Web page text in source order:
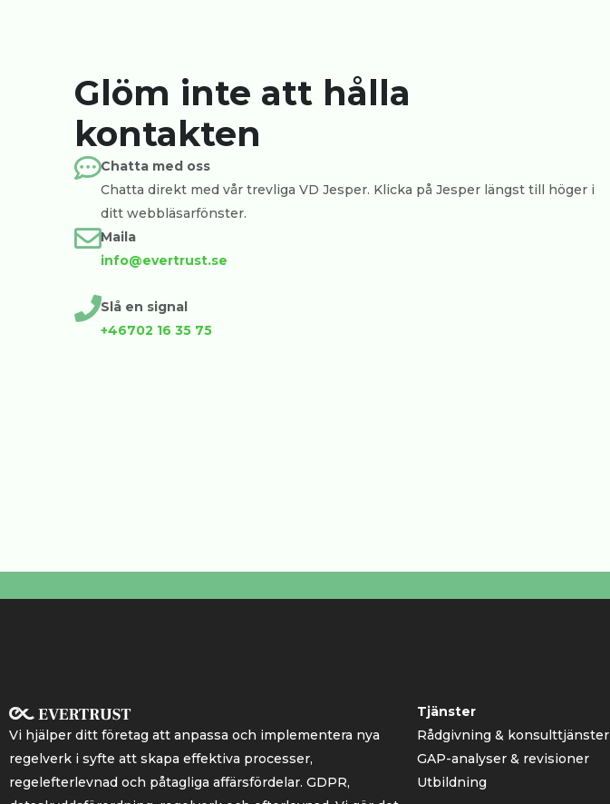
Glöm inte att hålla
kontakten
Chatta med oss
Chatta direkt med vår trevliga VD Jesper. Klicka på Jesper längst till höger i
ditt webbläsarfönster.
Maila
info@evertrust.se
Slå en signal
+46702 16 35 75
Vi hjälper ditt företag att anpassa och implementera nya
regelverk i syfte att skapa effektiva processer,
regelefterlevnad och påtagliga affärsfördelar. GDPR,
Tjänster
Rådgivning & konsulttjänster
GAP-analyser & revisioner
Utbildning